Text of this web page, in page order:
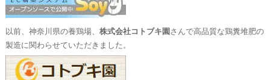
以前、神奈川県の養鶏場、 株式会社コトブキ園 さんで高品質な鶏糞堆肥の
製造に関わらせていただきました。